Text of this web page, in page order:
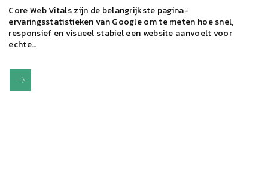
Core Web Vitals zijn de belangrijkste pagina-
ervaringsstatistieken van Google om te meten hoe snel,
responsief en visueel stabiel een website aanvoelt voor
echte…